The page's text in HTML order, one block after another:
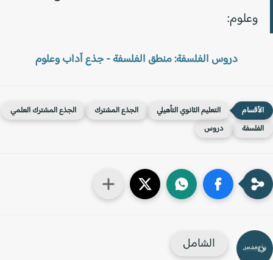
وعلوم:
دروس الفلسفة: منطق الفلسفة - جذع آداب وعلوم
التعليم الثانوي التأهيلي الجذع المشترك
الجذع المشترك العلمي
دروس
الشامل